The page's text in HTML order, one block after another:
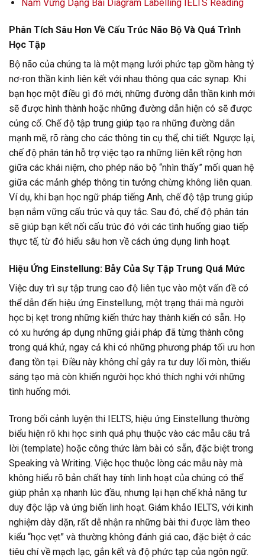
Nắm Vững Dạng Bài Diagram Labelling IELTS Reading
Phân Tích Sâu Hơn Về Cấu Trúc Não Bộ Và Quá Trình
Học Tập
Bộ não của chúng ta là một mạng lưới phức tạp gồm hàng tỷ
nơ-ron thần kinh liên kết với nhau thông qua các synap. Khi
bạn học một điều gì đó mới, những đường dẫn thần kinh mới
sẽ được hình thành hoặc những đường dẫn hiện có sẽ được
củng cố. Chế độ tập trung giúp tạo ra những đường dẫn
mạnh mẽ, rõ ràng cho các thông tin cụ thể, chi tiết. Ngược lại,
chế độ phân tán hỗ trợ việc tạo ra những liên kết rộng hơn
giữa các khái niệm, cho phép não bộ “nhìn thấy” mối quan hệ
giữa các mảnh ghép thông tin tưởng chừng không liên quan.
Ví dụ, khi bạn học ngữ pháp tiếng Anh, chế độ tập trung giúp
bạn nắm vững cấu trúc và quy tắc. Sau đó, chế độ phân tán
sẽ giúp bạn kết nối cấu trúc đó với các tình huống giao tiếp
thực tế, từ đó hiểu sâu hơn về cách ứng dụng linh hoạt.
Hiệu Ứng Einstellung: Bẫy Của Sự Tập Trung Quá Mức
Việc duy trì sự tập trung cao độ liên tục vào một vấn đề có
thể dẫn đến hiệu ứng Einstellung, một trạng thái mà người
học bị kẹt trong những kiến thức hay thành kiến có sẵn. Họ
có xu hướng áp dụng những giải pháp đã từng thành công
trong quá khứ, ngay cả khi có những phương pháp tối ưu hơn
đang tồn tại. Điều này không chỉ gây ra tư duy lối mòn, thiếu
sáng tạo mà còn khiến người học khó thích nghi với những
tình huống mới.
Trong bối cảnh luyện thi IELTS, hiệu ứng Einstellung thường
biểu hiện rõ khi học sinh quá phụ thuộc vào các mẫu câu trả
lời (template) hoặc công thức làm bài có sẵn, đặc biệt trong
Speaking và Writing. Việc học thuộc lòng các mẫu này mà
không hiểu rõ bản chất hay tính linh hoạt của chúng có thể
giúp phản xạ nhanh lúc đầu, nhưng lại hạn chế khả năng tư
duy độc lập và ứng biến linh hoạt. Giám khảo IELTS, với kinh
nghiệm dày dặn, rất dễ nhận ra những bài thi được làm theo
kiểu “học vẹt” và thường không đánh giá cao, đặc biệt ở các
tiêu chí về mạch lạc, gắn kết và độ phức tạp của ngôn ngữ.